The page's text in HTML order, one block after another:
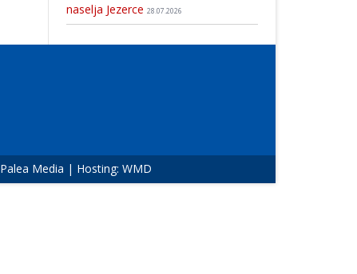
naselja Jezerce 28.07.2026
Palea Media | Hosting: WMD